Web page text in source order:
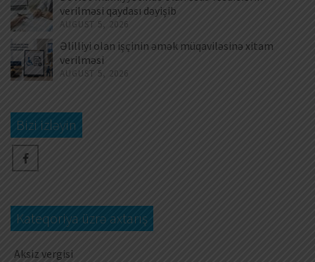
verilməsi qaydası dəyişib
AUGUST 5, 2026
Əlilliyi olan işçinin əmək müqaviləsinə xitam
verilməsi
AUGUST 5, 2026
Bizi izləyin
Kateqoriya üzrə axtarış
Aksiz vergisi